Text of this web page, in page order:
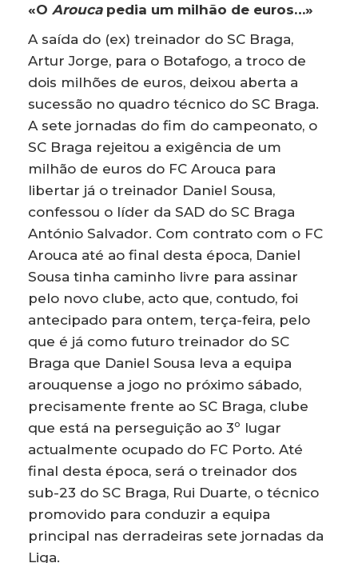
«O Aroucapedia um milhão de euros…»
A saída do (ex) treinador do SC Braga,
Artur Jorge, para o Botafogo, a troco de
dois milhões de euros, deixou aberta a
sucessão no quadro técnico do SC Braga.
A sete jornadas do fim do campeonato, o
SC Braga rejeitou a exigência de um
milhão de euros do FC Arouca para
libertar já o treinador Daniel Sousa,
confessou o líder da SAD do SC Braga
António Salvador. Com contrato com o FC
Arouca até ao final desta época, Daniel
Sousa tinha caminho livre para assinar
pelo novo clube, acto que, contudo, foi
antecipado para ontem, terça-feira, pelo
que é já como futuro treinador do SC
Braga que Daniel Sousa leva a equipa
arouquense a jogo no próximo sábado,
precisamente frente ao SC Braga, clube
que está na perseguição ao 3º lugar
actualmente ocupado do FC Porto. Até
final desta época, será o treinador dos
sub-23 do SC Braga, Rui Duarte, o técnico
promovido para conduzir a equipa
principal nas derradeiras sete jornadas da
Liga.